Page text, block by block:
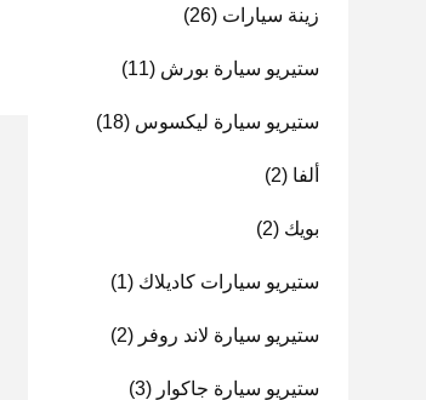
زينة سيارات (26)
ستيريو سيارة بورش (11)
ستيريو سيارة ليكسوس (18)
ألفا (2)
بويك (2)
ستيريو سيارات كاديلاك (1)
ستيريو سيارة لاند روفر (2)
ستيريو سيارة جاكوار (3)